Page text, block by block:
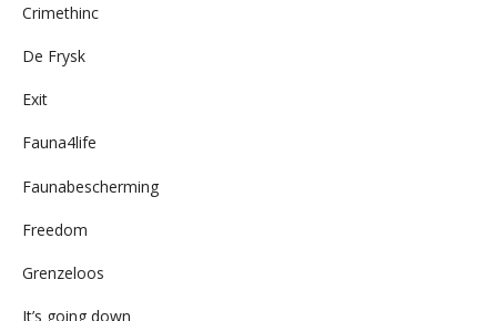
Crimethinc
De Frysk
Exit
Fauna4life
Faunabescherming
Freedom
Grenzeloos
It’s going down